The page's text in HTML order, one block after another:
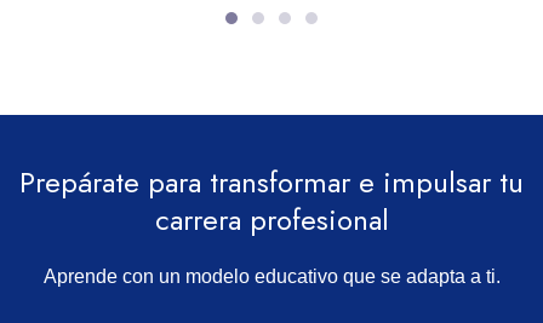
Prepárate para transformar e impulsar tu
carrera profesional
Aprende con un modelo educativo que se adapta a ti.